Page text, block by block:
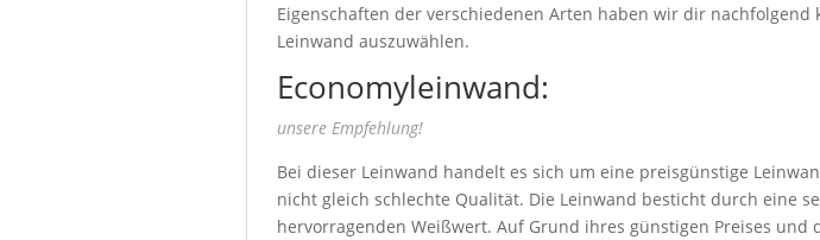
Eigenschaften der verschiedenen Arten haben wir dir
Leinwand auszuwählen.
Economyleinwand:
unsere Empfehlung!
Bei dieser Leinwand handelt es sich um eine preisgünstige
nicht gleich schlechte Qualität. Die Leinwand besticht durch eine
hervorragenden Weißwert. Auf Grund ihres günstigen Preises